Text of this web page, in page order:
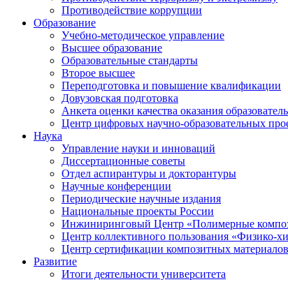
Противодействие коррупции
Образование
Учебно-методическое управление
Высшее образование
Образовательные стандарты
Второе высшее
Переподготовка и повышение квалификации
Довузовская подготовка
Анкета оценки качества оказания
Центр цифровых научно-образовательных
Наука
Управление науки и инноваций
Диссертационные советы
Отдел аспирантуры и докторантуры
Научные конференции
Периодические научные издания
Национальные проекты России
Инжиниринговый Центр «Полимерные
Центр коллективного пользования «Физико-
Центр сертификации композитных
Развитие
Итоги деятельности университета